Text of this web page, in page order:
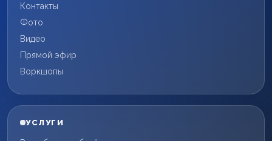
Контакты
Фото
Видео
Прямой эфир
Воркшопы
УСЛУГИ